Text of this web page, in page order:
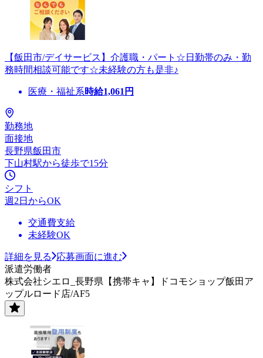
【飯田市/デイサービス】介護職・パート☆日勤帯のみ・勤
務時間相談可能です☆未経験の方も是非♪
医療・福祉系時給1,061 円
勤務地
面接地
長野県飯田市
下山村駅から徒歩で15分
シフト
週2日からOK
交通費支給
未経験OK
詳細を見る
応募画面に進む
派遣労働者
株式会社シエロ_長野県【携帯キャ】ドコモショップ飯田ア
ップルロード店/AF5